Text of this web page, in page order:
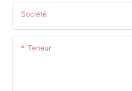
Société
Teneur